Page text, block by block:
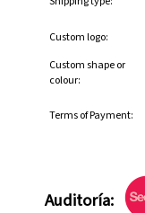
Custom logo:
Custom shape or
colour:
Terms of Payment:
Auditoría: